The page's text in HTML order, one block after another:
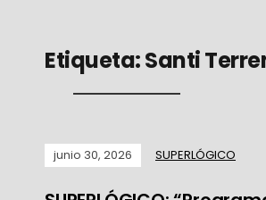
Etiqueta:Santi
junio 30, 2026 SUPERLÓGICO